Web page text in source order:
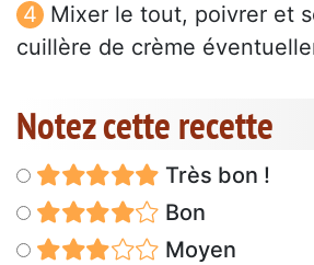
Mixer le tout, poivrer et
cuillère de crème
Notez cette recette
Très bon !
Bon
Moyen